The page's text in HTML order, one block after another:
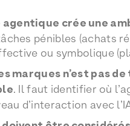
agentique crée une
pénibles (achats
ou symbolique
marques n’est pas
. Il faut identifier où
d’interaction avec